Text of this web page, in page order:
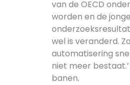
van de OECD
worden en de
wel is veranderd.
automatisering
niet meer
banen.